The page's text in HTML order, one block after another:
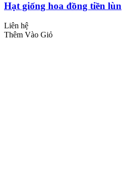
Hạt giống hoa đồng tiền lùn
Liên hệ
Thêm Vào Giỏ